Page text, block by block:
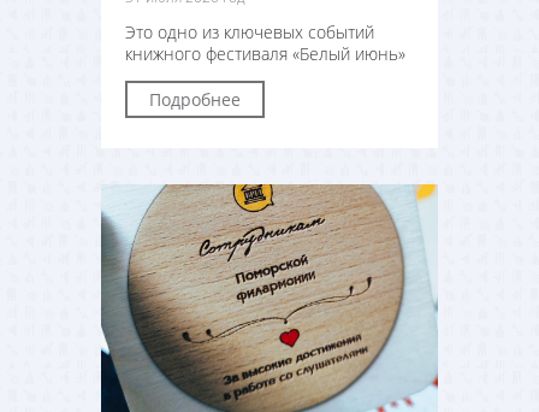
Это одно из ключевых событий
книжного фестиваля «Белый июнь»
Подробнее